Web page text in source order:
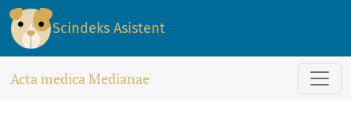
DYSPHAGIA LUSORIA: PRIKAZ PACIJENTA SA ABERANTNOM
Scindeks Asistent
Acta medica Medianae